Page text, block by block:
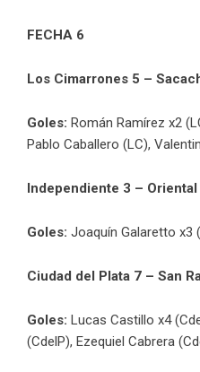
FECHA 6
Los Cimarrones 5 –
Goles: Román Ramírez x2
Pablo Caballero (LC),
Independiente 3 – Oriental
Goles: Joaquín Galaretto x3
Ciudad del Plata 7 – San
Goles: Lucas Castillo x4
(CdelP), Ezequiel Cabrera